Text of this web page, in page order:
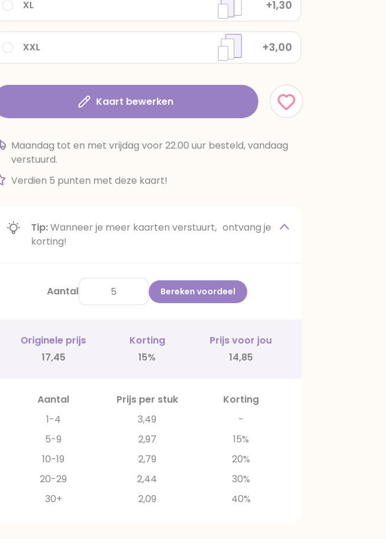
XXL +3,00
XL +1,30
Kaart bewerken
Maandag tot en met vrijdag voor 22.00 uur besteld, vandaag
verstuurd.
Verdien 5 punten met deze kaart!
Tip:Wanneer je meer kaarten verstuurt, ontvang je
korting!
Aantal Bereken voordeel
Originele prijs Korting
Prijs voor jou
17,45
15% 14,85
Aantal Prijs per stuk
Korting
1-4
3,49
-
5-9
2,97
15%
10-19
2,79
20%
20-29
2,44
30%
30+
2,09 40%